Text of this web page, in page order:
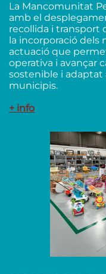
La Mancomunitat
amb el
recollida i transport
la incorporació dels
actuació que
operativa i avançar
sostenible i adaptat
municipis.
+ info